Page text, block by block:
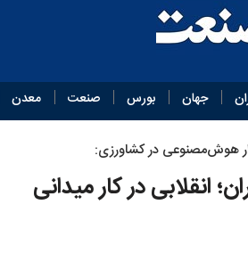
جهان بورس صنعت معدن
انقلابی در کار میدانی